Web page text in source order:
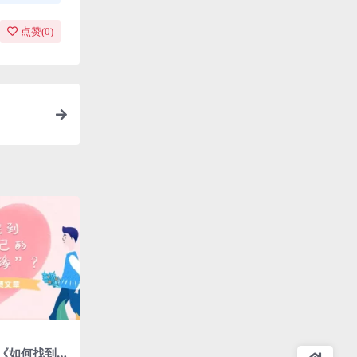
点赞(0)
如何找到适